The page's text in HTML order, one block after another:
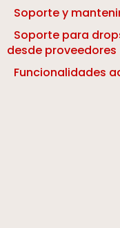
Soporte y
Soporte para
desde proveedores
Funcionalidades